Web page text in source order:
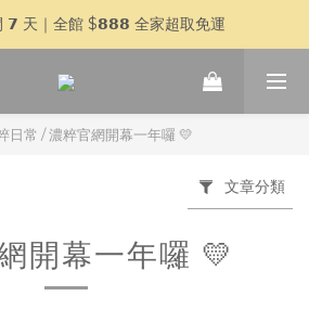
𝟳 天｜全館 $𝟴𝟴𝟴 全家超取免運
𝟳 天｜全館 $𝟴𝟴𝟴 全家超取免運
網會員，贈＄𝟱𝟬 購物金
日常 /濃粹官網開幕一年囉 💛
文章分類
開幕一年囉 💛